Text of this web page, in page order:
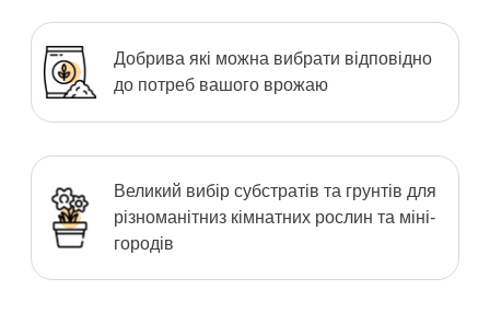
Добрива які можна вибрати відповідно
до потреб вашого врожаю
Великий вибір субстратів та грунтів для
різноманітниз кімнатних рослин та міні-
городів